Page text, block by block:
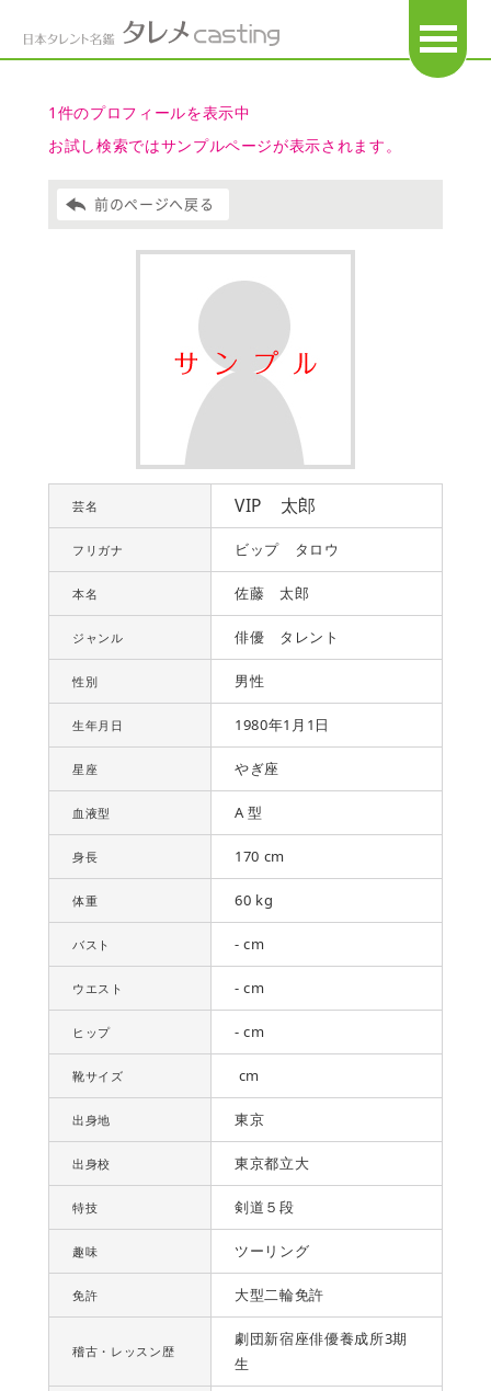
1件のプロフィールを表示中
お試し検索ではサンプルページが表示されます。
前のページへ戻る
芸名 VIP 太郎
フリガナ ビップ タロウ
本名 佐藤 太郎
ジャンル 俳優 タレント
性別 男性
生年月日 1980年1月1日
星座 やぎ座
血液型 A 型
身長 170 cm
体重 60 kg
バスト - cm
ウエスト - cm
ヒップ - cm
靴サイズ cm
出身地 東京
出身校 東京都立大
特技 剣道５段
趣味 ツーリング
免許 大型二輪免許
稽古・レッスン歴
劇団新宿座俳優養成所3期
生